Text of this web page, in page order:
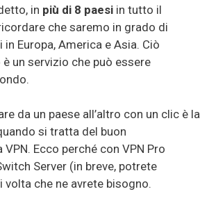
in più di 8 paesi in tutto il
che saremo in grado di
Europa, America e Asia. Ciò
un servizio che può essere
da un paese all’altro con un clic è la
si tratta del buon
Ecco perché con VPN Pro
Server (in breve, potrete
volta che ne avrete bisogno.